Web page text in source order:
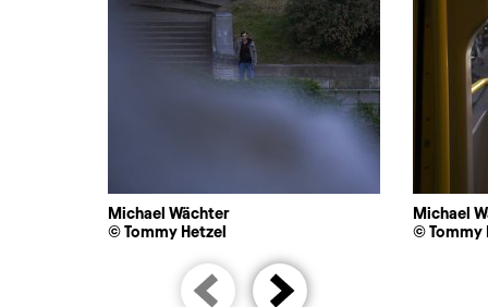
Michael Wächter
© Tommy Hetzel
Michael
© Tommy